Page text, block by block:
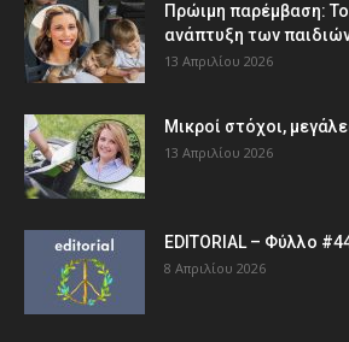
Πρώιμη παρέμβαση: Το
ανάπτυξη των
13 Απριλίου 2026
Μικροί στόχοι,
13 Απριλίου 2026
EDITORIAL – Φύλλο
8 Απριλίου 2026